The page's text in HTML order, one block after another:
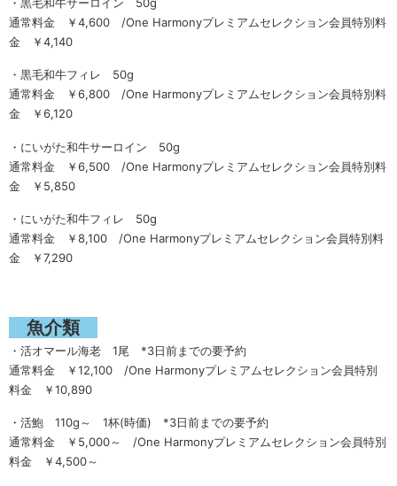
通常料金 ￥4,600 /One Harmonyプレミアムセレクション会員特別料
金 ￥4,140
・黒毛和牛フィレ 50g
通常料金 ￥6,800 /One Harmonyプレミアムセレクション会員特別料
金 ￥6,120
・にいがた和牛サーロイン 50g
通常料金 ￥6,500 /One Harmonyプレミアムセレクション会員特別料
金 ￥5,850
・にいがた和牛フィレ 50g
通常料金 ￥8,100 /One Harmonyプレミアムセレクション会員特別料
金 ￥7,290
魚介類
・活オマール海老 1尾 *3日前までの要予約
通常料金 ￥12,100 /One Harmonyプレミアムセレクション会員特別
料金 ￥10,890
・活鮑 110g～ 1杯(時価) *3日前までの要予約
通常料金 ￥5,000～ /One Harmonyプレミアムセレクション会員特別
料金 ￥4,500～